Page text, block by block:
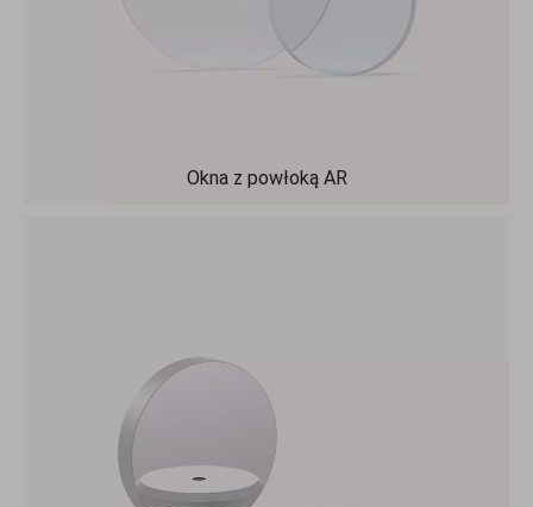
Okna z powłoką AR